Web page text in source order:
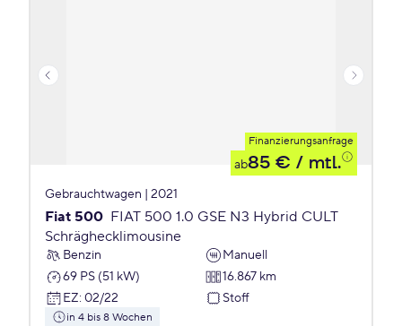
Finanzierungsanfrage
ab85 € / mtl.
Gebrauchtwagen | 2021
Fiat 500 FIAT 500 1.0 GSE N3 Hybrid CULT
Schräghecklimousine
Benzin
Manuell
69 PS (51 kW)
16.867 km
EZ: 02/22 Stoff
in 4 bis 8 Wochen